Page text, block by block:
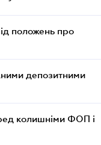
положень про
депозитними
колишніми ФОП і